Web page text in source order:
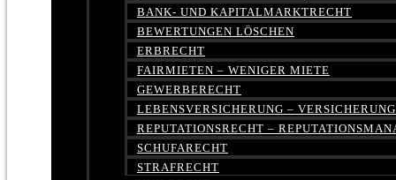
BANK- UND KAPITALMARKTRECHT
BEWERTUNGEN LÖSCHEN
ERBRECHT
FAIRMIETEN – WENIGER MIETE
GEWERBERECHT
LEBENSVERSICHERUNG –
REPUTATIONSRECHT –
SCHUFARECHT
STRAFRECHT